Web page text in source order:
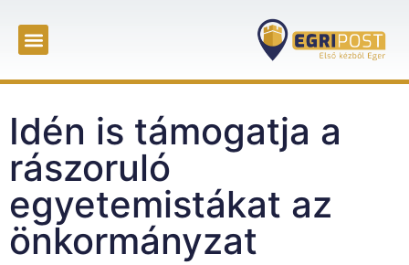
Idén is támogatja a
rászoruló
egyetemistákat az
önkormányzat